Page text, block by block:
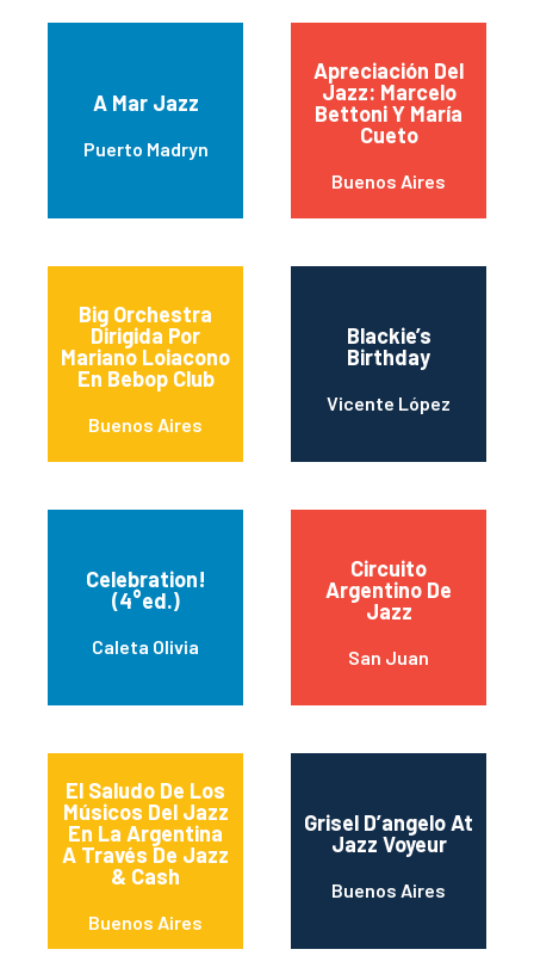
A Mar Jazz
Puerto Madryn
Apreciación Del
Jazz: Marcelo
Bettoni Y María
Cueto
Buenos Aires
Big Orchestra
Dirigida Por
Mariano Loiacono
En Bebop Club
Buenos Aires
Blackie’s
Birthday
Vicente López
Celebration!
(4°ed.)
Caleta Olivia
Circuito
Argentino De
Jazz
San Juan
El Saludo De Los
Músicos Del Jazz
En La Argentina
A Través De Jazz
& Cash
Buenos Aires
Grisel D’angelo At
Jazz Voyeur
Buenos Aires